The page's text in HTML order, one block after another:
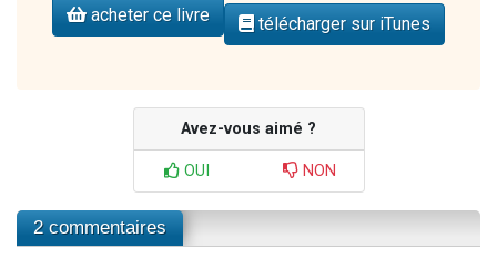
acheter ce livre télécharger sur iTunes
Avez-vous aimé ?
OUI NON
2 commentaires